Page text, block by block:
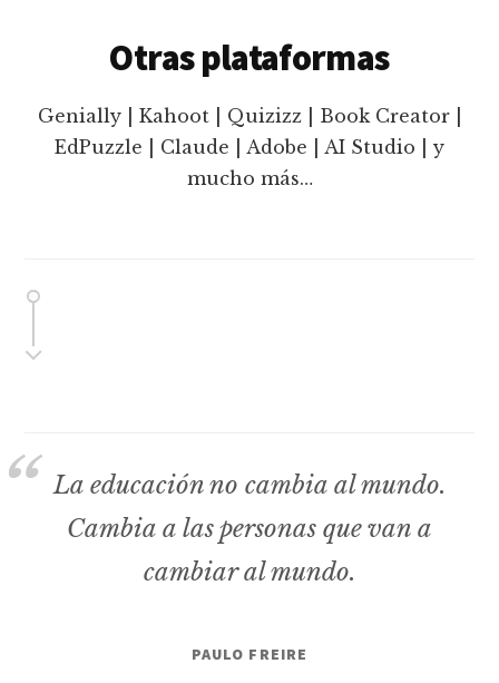
Otras plataformas
Genially | Kahoot | Quizizz | Book Creator |
EdPuzzle | Claude | Adobe | AI Studio | y
mucho más…
La educación no cambia al mundo.
Cambia a las personas que van a
cambiar al mundo.
PAULO FREIRE